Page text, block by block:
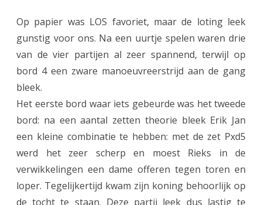
B
e
e
r
!
Op papier was LOS favoriet, maar de loting leek
gunstig voor ons. Na een uurtje spelen waren drie
van de vier partijen al zeer spannend, terwijl op
bord 4 een zware manoeuvreerstrijd aan de gang
bleek.
Het eerste bord waar iets gebeurde was het tweede
bord: na een aantal zetten theorie bleek Erik Jan
een kleine combinatie te hebben: met de zet Pxd5
werd het zeer scherp en moest Rieks in de
verwikkelingen een dame offeren tegen toren en
loper. Tegelijkertijd kwam zijn koning behoorlijk op
de tocht te staan. Deze partij leek dus lastig te